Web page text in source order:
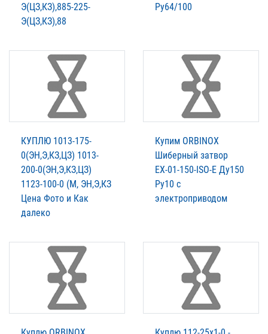
Э(ЦЗ,КЗ),885-225-
Э(ЦЗ,КЗ),88
Ру64/100
КУПЛЮ 1013-175-
0(ЭН,Э,КЗ,ЦЗ) 1013-
200-0(ЭН,Э,КЗ,ЦЗ)
1123-100-0 (М, ЭН,Э,КЗ
Цена Фото и Как
далеко
Купим ORBINOX
Шиберный затвор
ЕХ-01-150-ISO-E Ду150
Ру10 с
электроприводом